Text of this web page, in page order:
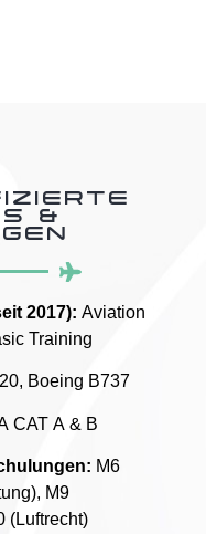
&
2017): Aviation
Training
Boeing B737
CAT A & B
M6
M9
(Luftrecht)